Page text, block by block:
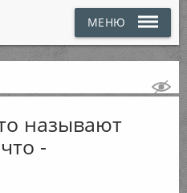
МЕНЮ
называют
-